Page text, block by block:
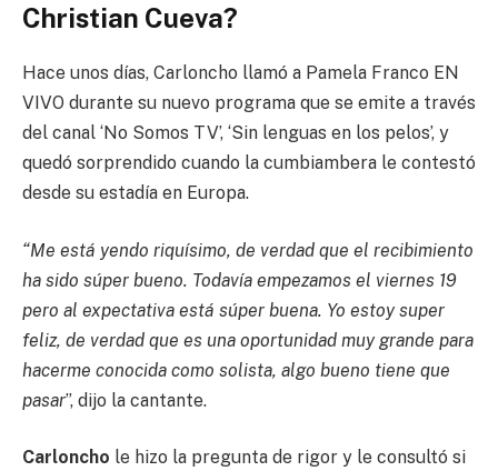
Christian Cueva?
Hace unos días, Carloncho llamó a Pamela Franco EN
VIVO durante su nuevo programa que se emite a través
del canal ‘No Somos TV’, ‘Sin lenguas en los pelos’, y
quedó sorprendido cuando la cumbiambera le contestó
desde su estadía en Europa.
“Me está yendo riquísimo, de verdad que el recibimiento
ha sido súper bueno. Todavía empezamos el viernes 19
pero al expectativa está súper buena. Yo estoy super
feliz, de verdad que es una oportunidad muy grande para
hacerme conocida como solista, algo bueno tiene que
pasar”, dijo la cantante.
Carloncho le hizo la pregunta de rigor y le consultó si